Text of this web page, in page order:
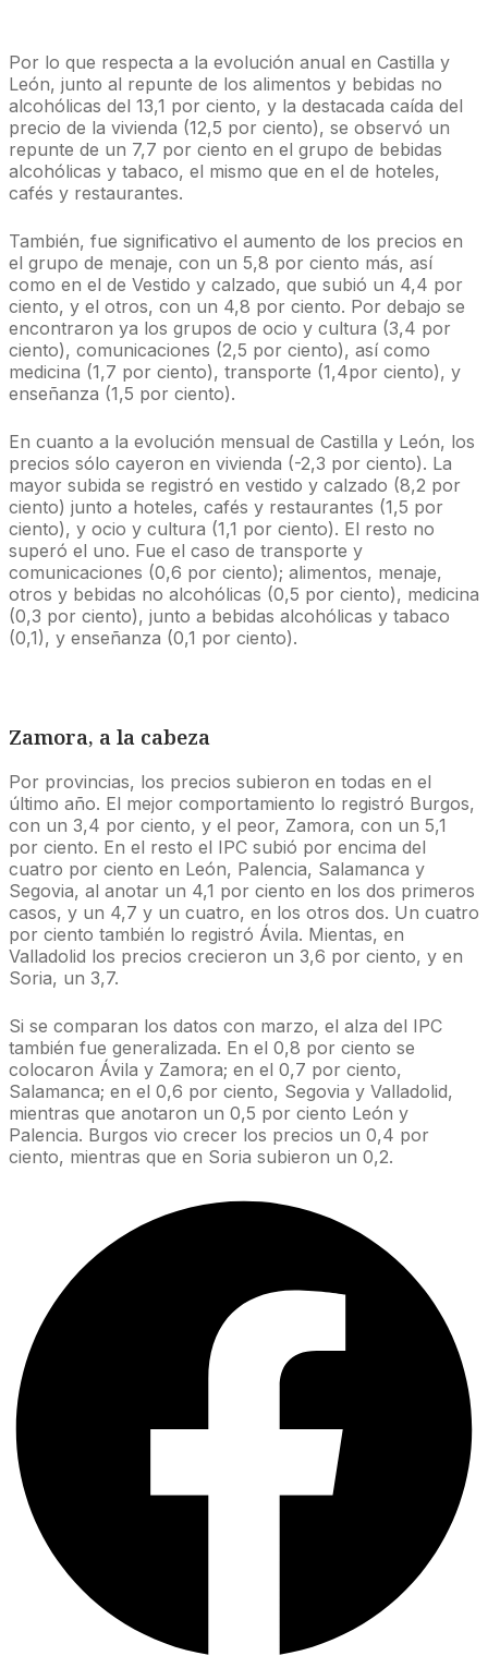
Por lo que respecta a la evolución anual en Castilla y
León, junto al repunte de los alimentos y bebidas no
alcohólicas del 13,1 por ciento, y la destacada caída del
precio de la vivienda (12,5 por ciento), se observó un
repunte de un 7,7 por ciento en el grupo de bebidas
alcohólicas y tabaco, el mismo que en el de hoteles,
cafés y restaurantes.
También, fue significativo el aumento de los precios en
el grupo de menaje, con un 5,8 por ciento más, así
como en el de Vestido y calzado, que subió un 4,4 por
ciento, y el otros, con un 4,8 por ciento. Por debajo se
encontraron ya los grupos de ocio y cultura (3,4 por
ciento), comunicaciones (2,5 por ciento), así como
medicina (1,7 por ciento), transporte (1,4por ciento), y
enseñanza (1,5 por ciento).
En cuanto a la evolución mensual de Castilla y León, los
precios sólo cayeron en vivienda (-2,3 por ciento). La
mayor subida se registró en vestido y calzado (8,2 por
ciento) junto a hoteles, cafés y restaurantes (1,5 por
ciento), y ocio y cultura (1,1 por ciento). El resto no
superó el uno. Fue el caso de transporte y
comunicaciones (0,6 por ciento); alimentos, menaje,
otros y bebidas no alcohólicas (0,5 por ciento), medicina
(0,3 por ciento), junto a bebidas alcohólicas y tabaco
(0,1), y enseñanza (0,1 por ciento).
Zamora, a la cabeza
Por provincias, los precios subieron en todas en el
último año. El mejor comportamiento lo registró Burgos,
con un 3,4 por ciento, y el peor, Zamora, con un 5,1
por ciento. En el resto el IPC subió por encima del
cuatro por ciento en León, Palencia, Salamanca y
Segovia, al anotar un 4,1 por ciento en los dos primeros
casos, y un 4,7 y un cuatro, en los otros dos. Un cuatro
por ciento también lo registró Ávila. Mientas, en
Valladolid los precios crecieron un 3,6 por ciento, y en
Soria, un 3,7.
Si se comparan los datos con marzo, el alza del IPC
también fue generalizada. En el 0,8 por ciento se
colocaron Ávila y Zamora; en el 0,7 por ciento,
Salamanca; en el 0,6 por ciento, Segovia y Valladolid,
mientras que anotaron un 0,5 por ciento León y
Palencia. Burgos vio crecer los precios un 0,4 por
ciento, mientras que en Soria subieron un 0,2.